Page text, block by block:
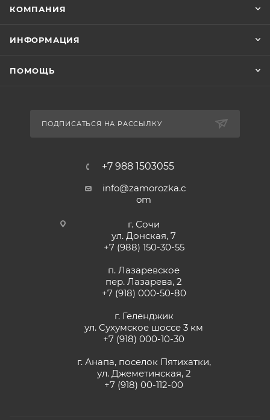
КОМПАНИЯ
ИНФОРМАЦИЯ
ПОМОЩЬ
ПОДПИСАТЬСЯ НА РАССЫЛКУ
+7 988 1503055
info@zamorozka.c
om
г. Сочи
ул. Донская, 7
+7 (988) 150-30-55
п. Лазаревское
пер. Лазарева, 2
+7 (918) 000-50-80
г. Геленджик
ул. Сухумское шоссе 3 км
+7 (918) 000-10-30
г. Анапа, поселок Пятихатки,
ул. Джеметинская, 2
+7 (918) 00-112-00